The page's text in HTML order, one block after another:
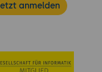
anmelden